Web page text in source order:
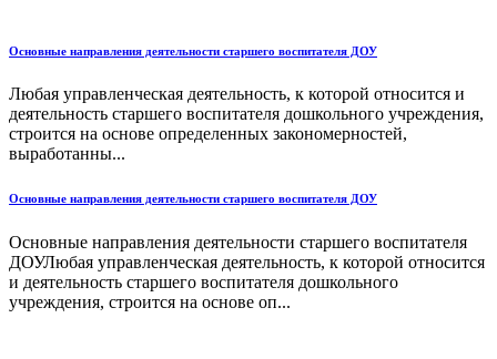
Основные направления деятельности старшего воспитателя ДОУ
Любая управленческая деятельность, к которой относится и
деятельность старшего воспитателя дошкольного учреждения,
строится на основе определенных закономерностей,
выработанны...
Основные направления деятельности старшего воспитателя ДОУ
Основные направления деятельности старшего воспитателя
ДОУЛюбая управленческая деятельность, к которой относится
и деятельность старшего воспитателя дошкольного
учреждения, строится на основе оп...